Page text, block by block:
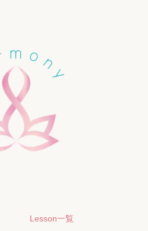
Lesson一覧